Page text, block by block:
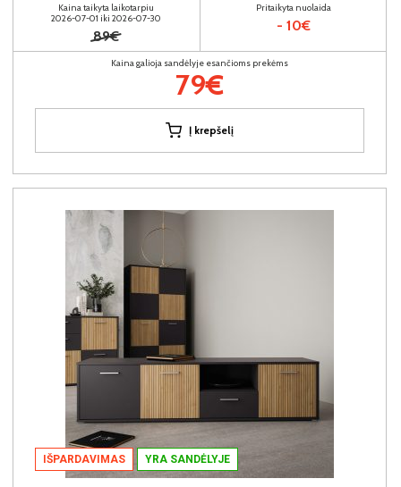
Kaina taikyta laikotarpiu
2026-07-01 iki 2026-07-30
89€
Pritaikyta nuolaida
- 10€
Kaina galioja sandėlyje esančioms prekėms
79€
Į krepšelį
IŠPARDAVIMAS YRA SANDĖLYJE